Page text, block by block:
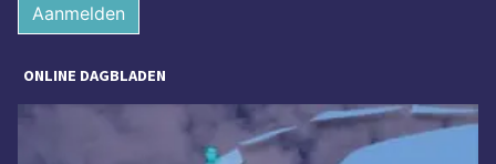
Aanmelden
ONLINE DAGBLADEN